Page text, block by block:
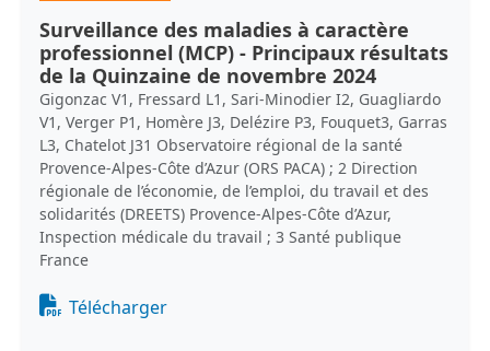
Surveillance des maladies à caractère
professionnel (MCP) - Principaux résultats
de la Quinzaine de novembre 2024
Gigonzac V1, Fressard L1, Sari-Minodier I2, Guagliardo
V1, Verger P1, Homère J3, Delézire P3, Fouquet3, Garras
L3, Chatelot J31 Observatoire régional de la santé
Provence-Alpes-Côte d’Azur (ORS PACA) ; 2 Direction
régionale de l’économie, de l’emploi, du travail et des
solidarités (DREETS) Provence-Alpes-Côte d’Azur,
Inspection médicale du travail ; 3 Santé publique
France
Document
Télécharger